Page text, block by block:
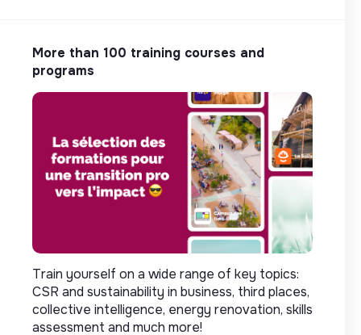
More than 100 training courses and
programs
Train yourself on a wide range of key topics:
CSR and sustainability in business, third places,
collective intelligence, energy renovation, skills
assessment and much more!